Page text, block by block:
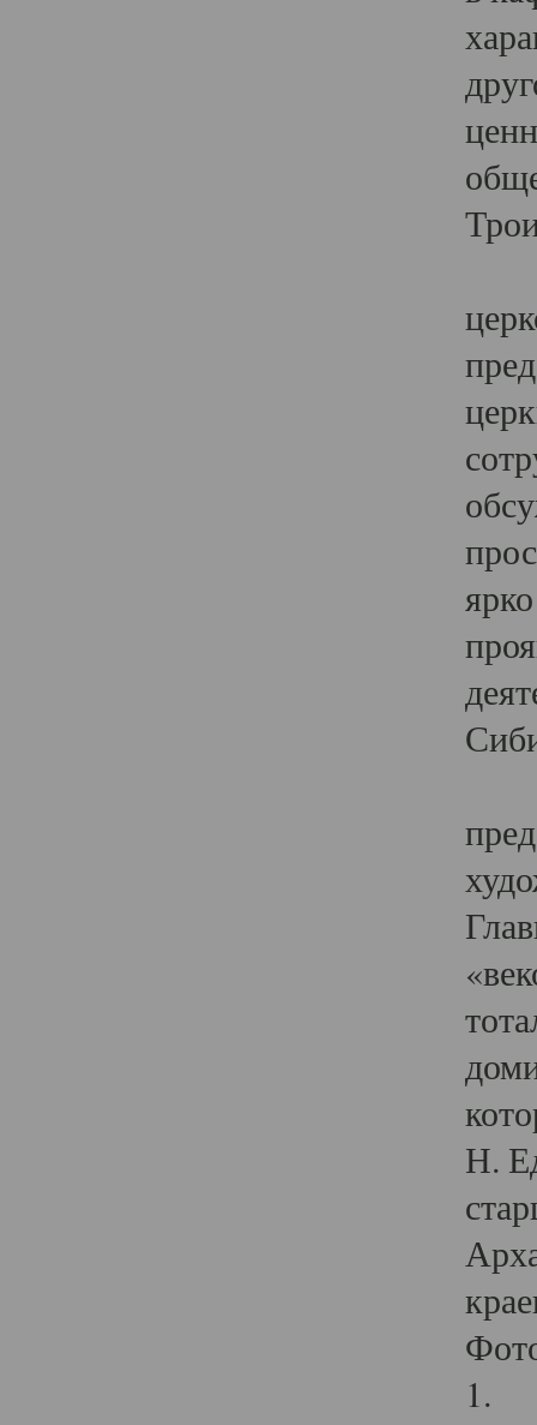
Н.
1.